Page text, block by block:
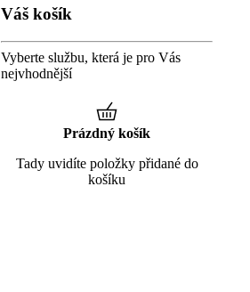
Váš košík
Vyberte službu, která je pro Vás
nejvhodnější
Prázdný košík
Tady uvidíte položky přidané do
košíku